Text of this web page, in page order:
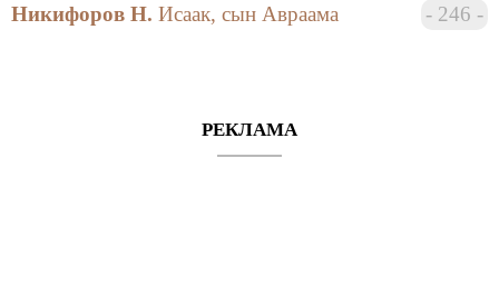
современного религиоведения» (2004)
Адрес: 199034, Санкт-Петербург, Менделеевская
Никифоров Н. Исаак, сын Авраама 246
РЕКЛАМА